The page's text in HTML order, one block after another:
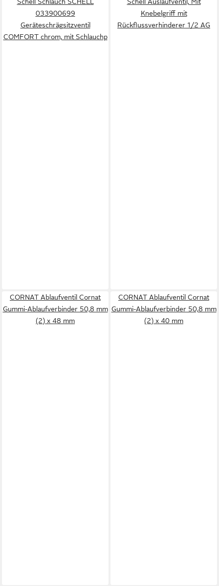
033900699
Geräteschrägsitzventil
COMFORT chrom, mit Schlauchp
Knebelgriff mit
Rückflussverhinderer 1/2 AG
CORNAT Ablaufventil Cornat
Gummi-Ablaufverbinder 50,8 mm
(2) x 48 mm
CORNAT Ablaufventil Cornat
Gummi-Ablaufverbinder 50,8 mm
(2) x 40 mm